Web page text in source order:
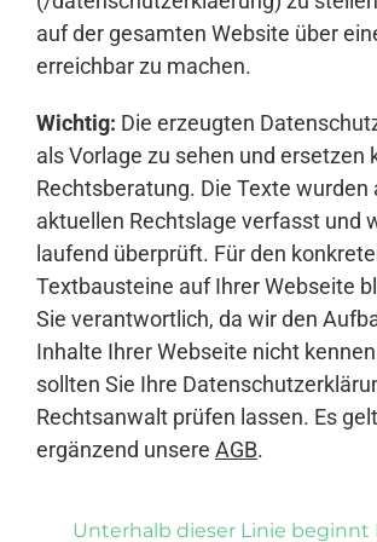
auf der gesamten Website über
erreichbar zu machen.
Wichtig: Die erzeugten
als Vorlage zu sehen und ersetzen
Rechtsberatung. Die Texte wurden
aktuellen Rechtslage verfasst und
laufend überprüft. Für den
Textbausteine auf Ihrer Webseite
Sie verantwortlich, da wir den
Inhalte Ihrer Webseite nicht
sollten Sie Ihre
Rechtsanwalt prüfen lassen. Es
ergänzend unsere AGB.
Unterhalb dieser Linie beginnt